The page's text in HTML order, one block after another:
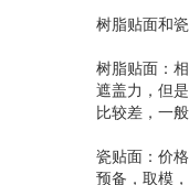
树脂贴面和
树脂贴面：
遮盖力，但
比较差，一
瓷贴面：价
预备，取模